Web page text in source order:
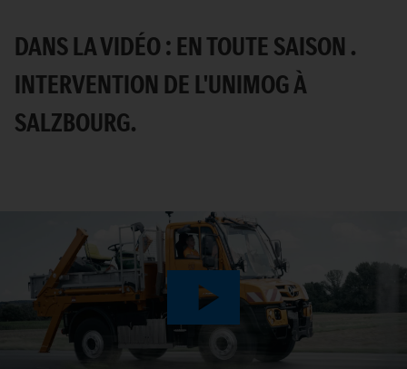
DANS LA VIDÉO : EN TOUTE SAISON .
INTERVENTION DE L'UNIMOG À
SALZBOURG.
Play
Video